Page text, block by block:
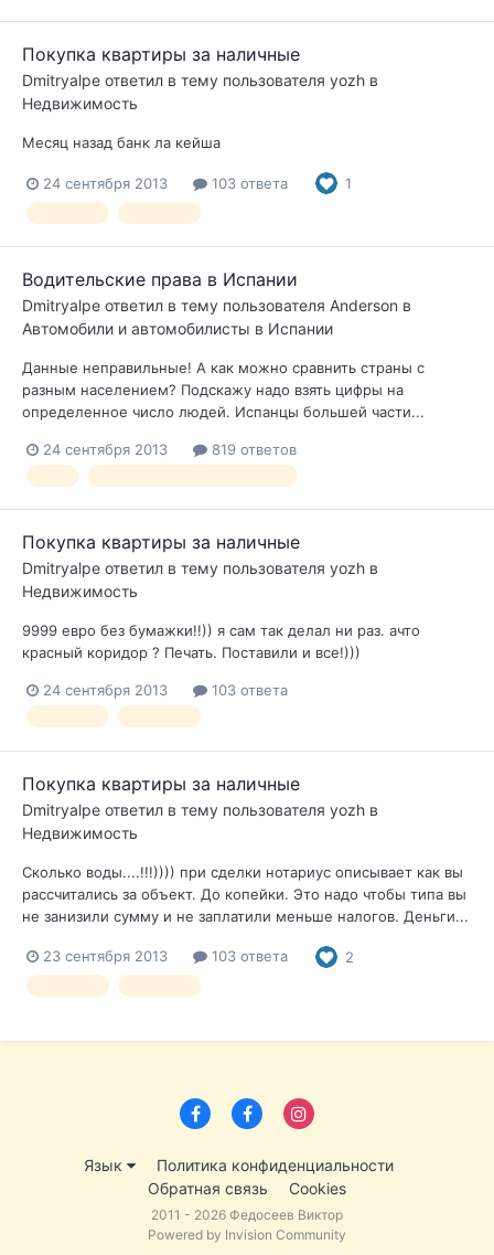
Покупка квартиры за наличные
Dmitryalpe ответил в тему пользователя yozh в
Недвижимость
Месяц назад банк ла кейша
24 сентября 2013 103 ответа 1
Водительские права в Испании
Dmitryalpe ответил в тему пользователя Anderson в
Автомобили и автомобилисты в Испании
Данные неправильные! А как можно сравнить страны с
разным населением? Подскажу надо взять цифры на
определенное число людей. Испанцы большей части...
24 сентября 2013 819 ответов
Покупка квартиры за наличные
Dmitryalpe ответил в тему пользователя yozh в
Недвижимость
9999 евро без бумажки!!)) я сам так делал ни раз. ачто
красный коридор ? Печать. Поставили и все!)))
24 сентября 2013 103 ответа
Покупка квартиры за наличные
Dmitryalpe ответил в тему пользователя yozh в
Недвижимость
Сколько воды....!!!)))) при сделки нотариус описывает как вы
рассчитались за объект. До копейки. Это надо чтобы типа вы
не занизили сумму и не заплатили меньше налогов. Деньги...
23 сентября 2013 103 ответа 2
Язык
Политика конфиденциальности
Обратная связь
Cookies
2011 - 2026 Федосеев Виктор
Powered by Invision Community